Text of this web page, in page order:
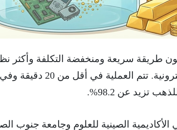
طريقة سريعة ومنخفضة التكلفة وأكثر
من النفايات
تزيد عن 98.2%.
الأكاديمية الصينية للعلوم وجامعة جنوب